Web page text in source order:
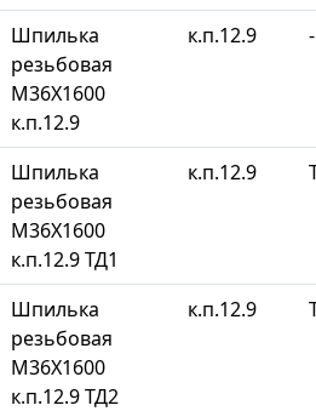
Шпилька
резьбовая
М36Х1600
к.п.12.9
к.п.12.9 -
Шпилька
резьбовая
М36Х1600
к.п.12.9 ТД1
к.п.12.9
Шпилька
резьбовая
М36Х1600
к.п.12.9 ТД2
к.п.12.9